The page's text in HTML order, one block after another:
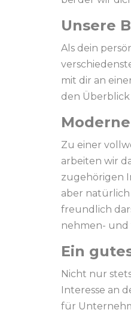
Unsere
Als dein
mit dir an
den
Zu einer
arbeiten wir
zugehörigen
aber natürlich
freundlich
nehmen- und
Ein
Nicht nur
Interesse an
für